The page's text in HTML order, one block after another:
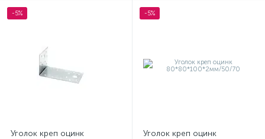
-5%
Уголок креп оцинк
-5%
Уголок креп оцинк